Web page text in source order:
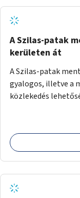
A Szilas-patak
kerületen át
A Szilas-patak
gyalogos, illetve a
közlekedés
részt, amire
keretéig valósítsa